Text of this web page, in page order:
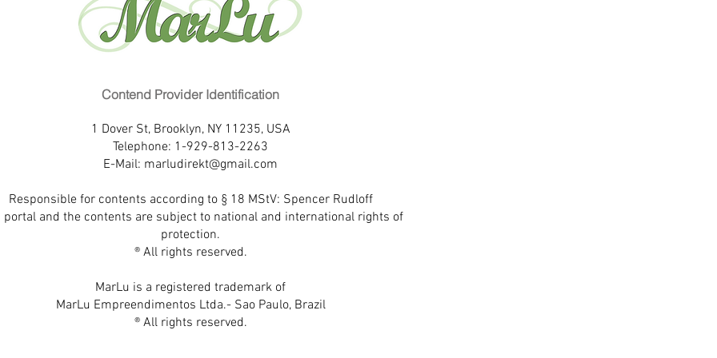
Contend Provider Identification
1 Dover St, Brooklyn, NY 11235, USA
Telephone: 1-929-813-2263
E-Mail: marludirekt@gmail.com
Responsible for contents according to § 18 MStV: Spencer Rudloff
portal and the contents are subject to national and international rights of
protection.
® All rights reserved.
MarLu is a registered trademark of
MarLu Empreendimentos Ltda.- Sao Paulo, Brazil
® All rights reserved.